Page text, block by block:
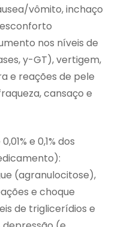
vômito, inchaço
nos níveis de
y-GT), vertigem,
e reações de pele
cansaço e
e 0,1% dos
(agranulocitose),
e choque
de triglicerídios e